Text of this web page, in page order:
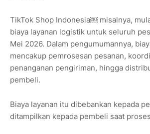
TikTok Shop Indonesia￼ misalnya,
biaya layanan logistik untuk seluruh
Mei 2026. Dalam pengumumannya,
mencakup pemrosesan pesanan,
penanganan pengiriman, hingga
pembeli.
Biaya layanan itu dibebankan kepada
ditampilkan kepada pembeli saat